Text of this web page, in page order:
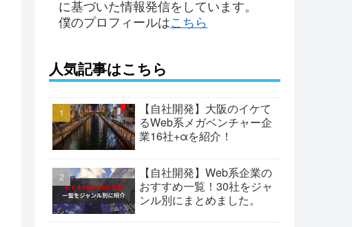
に基づいた情報発信をしています。
僕のプロフィールはこちら
人気記事はこちら
【自社開発】大阪のイケて
るWeb系メガベンチャー企
業16社+αを紹介！
【自社開発】Web系企業の
おすすめ一覧！30社をジャ
ンル別にまとめました。